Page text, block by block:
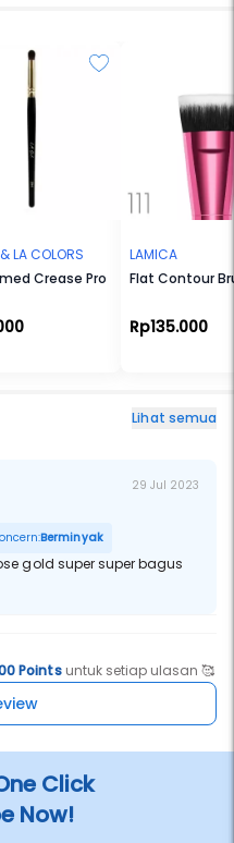
LA COLORS
Crease Pro
LAMICA
Flat Contour
Rp135.000
Lihat semua
29 Jul 2023
Berminyak
gold super super bagus
Pointsuntuk setiap ulasan 🥰
Click
Now!